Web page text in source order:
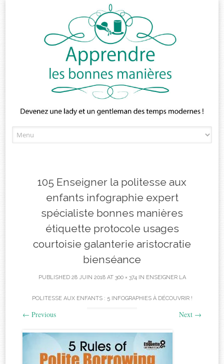
to
105 Enseigner la politesse aux
enfants infographie expert
spécialiste bonnes manières
étiquette protocole usages
courtoisie galanterie aristocratie
bienséance
PUBLISHED 28 JUIN 2018AT 300 × 374IN ENSEIGNER LA
POLITESSE AUX ENFANTS : 5 INFOGRAPHIES À DÉCOUVRIR !
← Previous Next →